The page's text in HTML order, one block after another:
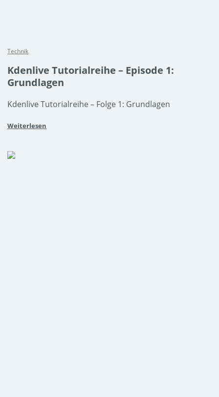
Technik
Kdenlive Tutorialreihe – Episode 1:
Grundlagen
Kdenlive Tutorialreihe – Folge 1: Grundlagen
Weiterlesen